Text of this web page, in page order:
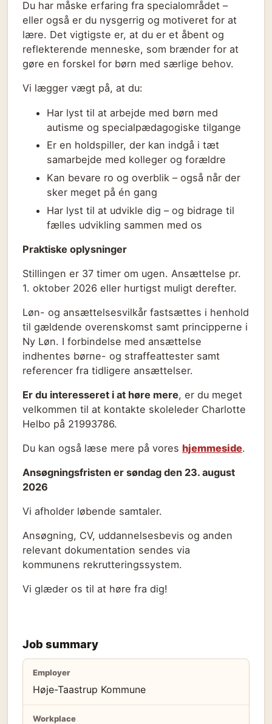
Du har måske erfaring fra specialområdet –
eller også er du nysgerrig og motiveret for at
lære. Det vigtigste er, at du er et åbent og
reflekterende menneske, som brænder for at
gøre en forskel for børn med særlige behov.
Vi lægger vægt på, at du:
Har lyst til at arbejde med børn med
autisme og specialpædagogiske tilgange
Er en holdspiller, der kan indgå i tæt
samarbejde med kolleger og forældre
Kan bevare ro og overblik – også når der
sker meget på én gang
Har lyst til at udvikle dig – og bidrage til
fælles udvikling sammen med os
Praktiske oplysninger
Stillingen er 37 timer om ugen. Ansættelse pr.
1. oktober 2026 eller hurtigst muligt derefter.
Løn- og ansættelsesvilkår fastsættes i henhold
til gældende overenskomst samt principperne i
Ny Løn. I forbindelse med ansættelse
indhentes børne- og straffeattester samt
referencer fra tidligere ansættelser.
Er du interesseret i at høre mere, er du meget
velkommen til at kontakte skoleleder Charlotte
Helbo på 21993786.
Du kan også læse mere på vores hjemmeside.
Ansøgningsfristen er søndag den 23. august
2026
Vi afholder løbende samtaler.
Ansøgning, CV, uddannelsesbevis og anden
relevant dokumentation sendes via
kommunens rekrutteringssystem.
Vi glæder os til at høre fra dig!
Job summary
Employer
Høje-Taastrup Kommune
Workplace